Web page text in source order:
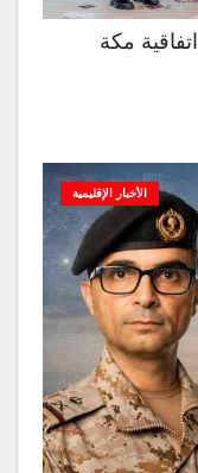
مكة
الأخبار الإقليمية